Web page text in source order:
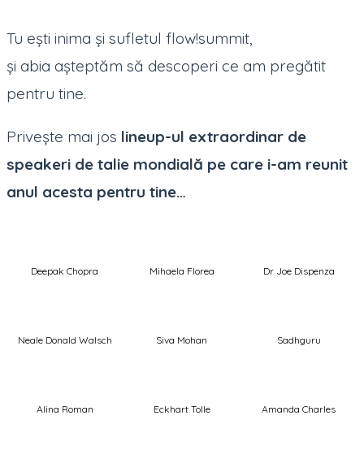
Tu ești inima și sufletul flow!summit,
și abia așteptăm să descoperi ce am pregătit
pentru tine.
Privește mai jos lineup-ul extraordinar de
speakeri de talie mondială pe care i-am reunit
anul acesta pentru tine…
Deepak Chopra Mihaela Florea Dr Joe Dispenza
Neale Donald Walsch Siva Mohan Sadhguru
Alina Roman Eckhart Tolle Amanda Charles